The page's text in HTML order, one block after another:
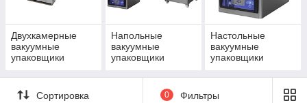
упаковщики по очень привлекательной цене. В производстве
используются только высококачественные материалы и
компоненты. Это результат работы команды специалистов,
гарантирующих баланс между качеством, потребительскими
свойствами и ценой приобретаемого оборудования.
Двухкамерные
вакуумные
упаковщики
Напольные
вакуумные
упаковщики
Настольные
вакуумные
упаковщики
Сортировка 0 Фильтры